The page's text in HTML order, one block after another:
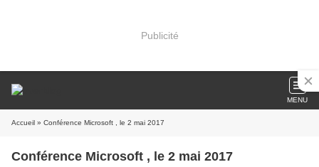
Publicité
MENU
Accueil » Conférence Microsoft , le 2 mai 2017
Conférence Microsoft , le 2 mai 2017